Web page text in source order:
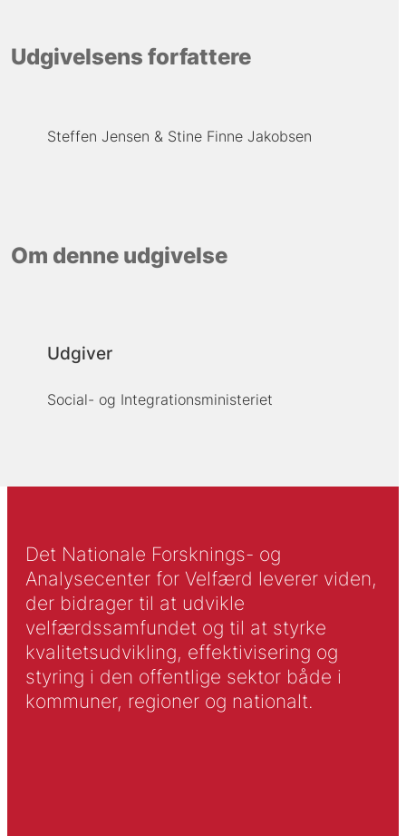
Udgivelsens forfattere
Steffen Jensen Stine Finne Jakobsen
Om denne udgivelse
Udgiver
Social- og Integrationsministeriet
Det Nationale Forsknings- og
Analysecenter for Velfærd leverer viden,
der bidrager til at udvikle
velfærdssamfundet og til at styrke
kvalitetsudvikling, effektivisering og
styring i den offentlige sektor både i
kommuner, regioner og nationalt.